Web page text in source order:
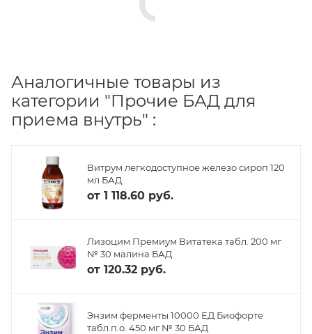
Аналогичные товары из
категории "Прочие БАД для
приема внутрь" :
Витрум легкодоступное железо сироп 120
мл БАД
от 1 118.60 руб.
Лизоцим Премиум Витатека табл. 200 мг
№ 30 малина БАД
от 120.32 руб.
Энзим ферменты 10000 ЕД Биофорте
табл.п.о. 450 мг № 30 БАД